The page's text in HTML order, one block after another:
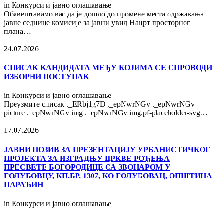
in Конкурси и јавно оглашавање
Обавештавамо вас да је дошло до промене места одржавања
јавне седнице комисије за јавни увид Нацрт просторног
плана…
24.07.2026
СПИСАК КАНДИДАТА МЕЂУ КОЈИМА СЕ СПРОВОДИ
ИЗБОРНИ ПОСТУПАК
in Конкурси и јавно оглашавање
Преузмите списак ._ERbj1g7D ._epNwrNGv ._epNwrNGv
picture ._epNwrNGv img ._epNwrNGv img.pf-placeholder-svg…
17.07.2026
ЈАВНИ ПОЗИВ ЗА ПРЕЗЕНТАЦИЈУ УРБАНИСТИЧКОГ
ПРОЈЕКТА ЗА ИЗГРАДЊУ ЦРКВЕ РОЂЕЊА
ПРЕСВЕТЕ БОГОРОДИЦЕ СА ЗВОНАРОМ У
ГОЛУБОВЦУ, КП.БР. 1307, КО ГОЛУБОВАЦ, ОПШТИНА
ПАРАЋИН
in Конкурси и јавно оглашавање